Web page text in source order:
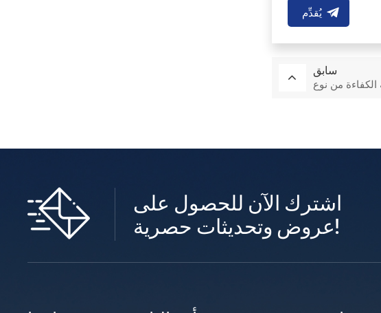
يُقدِّم
سابق
اشترك الآن للحصول على
عروض وتحديثات حصرية!